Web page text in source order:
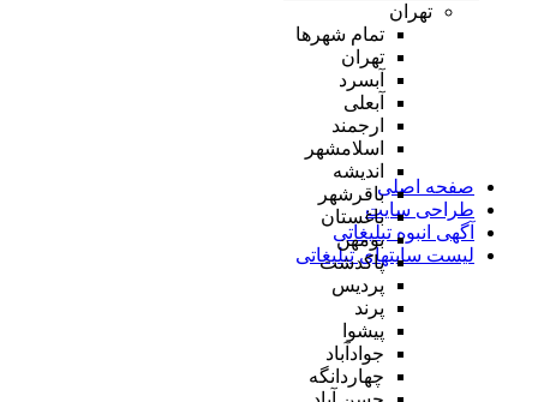
تهران
تمام شهر‌ها
تهران
آبسرد
آبعلی
ارجمند
اسلامشهر
اندیشه
باقرشهر
باغستان
بومهن
پاکدشت
پردیس
پرند
پیشوا
جوادآباد
چهاردانگه
صفحه اصلی
طراحی سایت
آگهی انبوه تبلیغاتی
لیست سایتهای تبلیغاتی